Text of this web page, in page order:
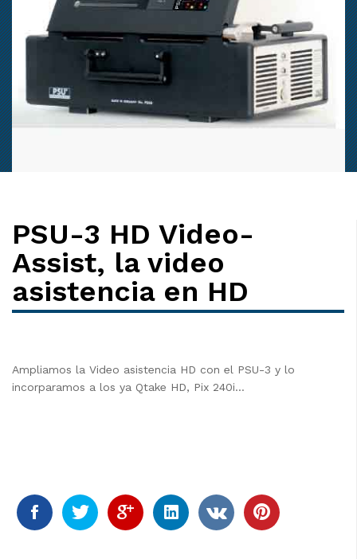
PSU-3 HD Video-
Assist, la video
asistencia en HD
Ampliamos la Video asistencia HD con el PSU-3 y lo
incorparamos a los ya Qtake HD, Pix 240i…